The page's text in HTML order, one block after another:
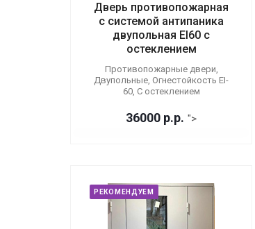
Дверь противопожарная
с системой антипаника
двупольная EI60 с
остеклением
Противопожарные двери,
Двупольные, Огнестойкость EI-
60, С остеклением
36000 р.р. ">
РЕКОМЕНДУЕМ